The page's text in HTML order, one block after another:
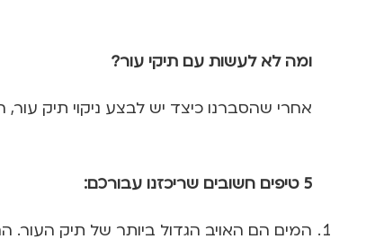
ומה לא לעשות עם תיקי עור?
אחרי שהסברנו כיצד יש לבצע ניקוי תיק
5 טיפים חשובים שריכזנו עבורכם:
המים הם האויב הגדול ביותר של תיק